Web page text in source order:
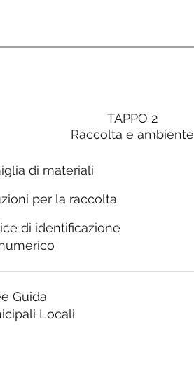
TAPPO 2
Raccolta e ambiente
di materiali
per la raccolta
di identificazione
Guida
Locali